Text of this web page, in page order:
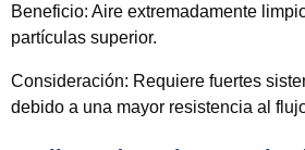
Beneficio: Aire extremadamente
partículas superior.
Consideración: Requiere fuertes
debido a una mayor resistencia al